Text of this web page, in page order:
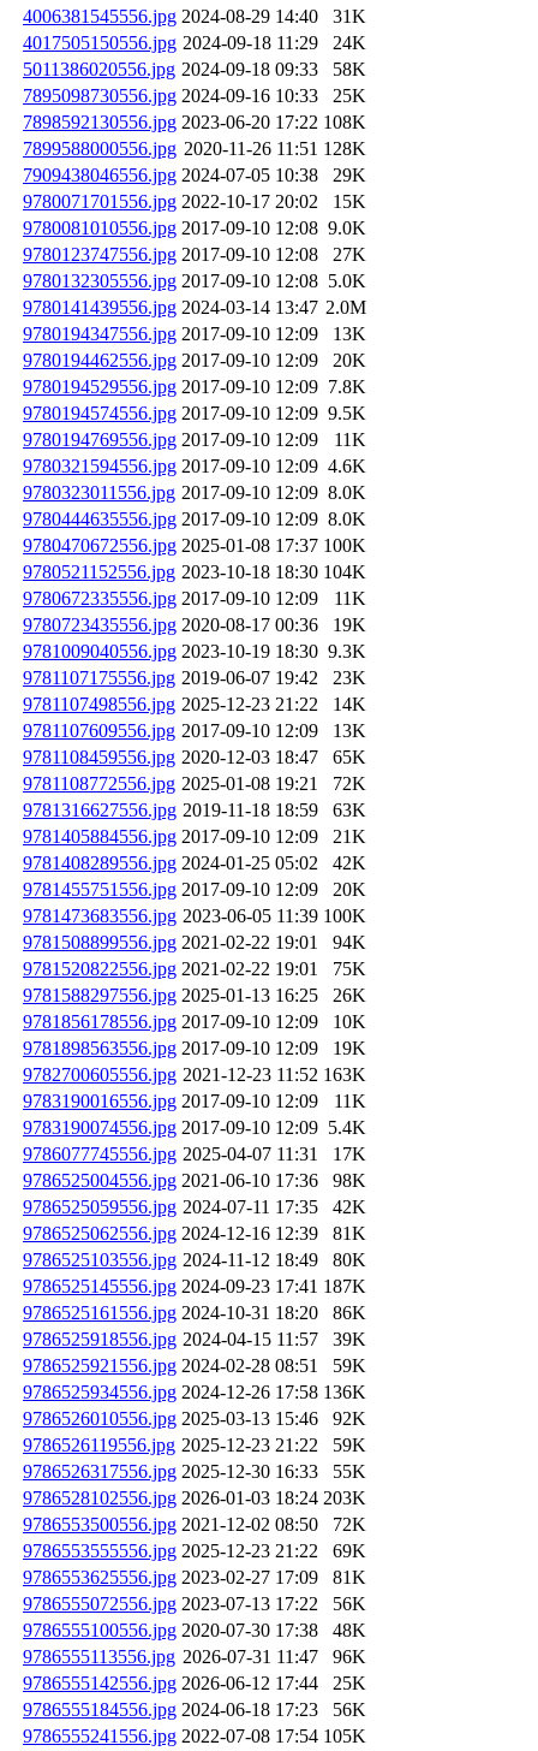
4006381545556.jpg 2024-08-29 14:40
31K
4017505150556.jpg 2024-09-18 11:29
24K
5011386020556.jpg 2024-09-18 09:33
58K
7895098730556.jpg 2024-09-16 10:33
25K
7898592130556.jpg 2023-06-20 17:22 108K
7899588000556.jpg 2020-11-26 11:51 128K
7909438046556.jpg 2024-07-05 10:38
29K
9780071701556.jpg 2022-10-17 20:02
15K
9780081010556.jpg 2017-09-10 12:08 9.0K
9780123747556.jpg 2017-09-10 12:08
27K
9780132305556.jpg 2017-09-10 12:08 5.0K
9780141439556.jpg 2024-03-14 13:47 2.0M
9780194347556.jpg 2017-09-10 12:09
13K
9780194462556.jpg 2017-09-10 12:09
20K
9780194529556.jpg 2017-09-10 12:09 7.8K
9780194574556.jpg 2017-09-10 12:09 9.5K
9780194769556.jpg 2017-09-10 12:09
11K
9780321594556.jpg 2017-09-10 12:09 4.6K
9780323011556.jpg 2017-09-10 12:09 8.0K
9780444635556.jpg 2017-09-10 12:09 8.0K
9780470672556.jpg 2025-01-08 17:37 100K
9780521152556.jpg 2023-10-18 18:30 104K
9780672335556.jpg 2017-09-10 12:09
11K
9780723435556.jpg 2020-08-17 00:36
19K
9781009040556.jpg 2023-10-19 18:30 9.3K
9781107175556.jpg 2019-06-07 19:42
23K
9781107498556.jpg 2025-12-23 21:22
14K
9781107609556.jpg 2017-09-10 12:09
13K
9781108459556.jpg 2020-12-03 18:47
65K
9781108772556.jpg 2025-01-08 19:21
72K
9781316627556.jpg 2019-11-18 18:59
63K
9781405884556.jpg 2017-09-10 12:09
21K
9781408289556.jpg 2024-01-25 05:02
42K
9781455751556.jpg 2017-09-10 12:09
20K
9781473683556.jpg 2023-06-05 11:39 100K
9781508899556.jpg 2021-02-22 19:01
94K
9781520822556.jpg 2021-02-22 19:01
75K
9781588297556.jpg 2025-01-13 16:25
26K
9781856178556.jpg 2017-09-10 12:09
10K
9781898563556.jpg 2017-09-10 12:09
19K
9782700605556.jpg 2021-12-23 11:52 163K
9783190016556.jpg 2017-09-10 12:09
11K
9783190074556.jpg 2017-09-10 12:09 5.4K
9786077745556.jpg 2025-04-07 11:31
17K
9786525004556.jpg 2021-06-10 17:36
98K
9786525059556.jpg 2024-07-11 17:35
42K
9786525062556.jpg 2024-12-16 12:39
81K
9786525103556.jpg 2024-11-12 18:49
80K
9786525145556.jpg 2024-09-23 17:41 187K
9786525161556.jpg 2024-10-31 18:20
86K
9786525918556.jpg 2024-04-15 11:57
39K
9786525921556.jpg 2024-02-28 08:51
59K
9786525934556.jpg 2024-12-26 17:58 136K
9786526010556.jpg 2025-03-13 15:46
92K
9786526119556.jpg 2025-12-23 21:22
59K
9786526317556.jpg 2025-12-30 16:33
55K
9786528102556.jpg 2026-01-03 18:24 203K
9786553500556.jpg 2021-12-02 08:50
72K
9786553555556.jpg 2025-12-23 21:22
69K
9786553625556.jpg 2023-02-27 17:09
81K
9786555072556.jpg 2023-07-13 17:22
56K
9786555100556.jpg 2020-07-30 17:38
48K
9786555113556.jpg 2026-07-31 11:47
96K
9786555142556.jpg 2026-06-12 17:44
25K
9786555184556.jpg 2024-06-18 17:23
56K
9786555241556.jpg 2022-07-08 17:54 105K